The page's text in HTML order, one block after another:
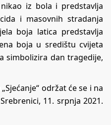
iz bola i predstavlja
i masovnih stradanja
boja latica predstavlja
boja u središtu cvijeta
simbolizira dan tragedije,
održat će se i na
11. srpnja 2021.